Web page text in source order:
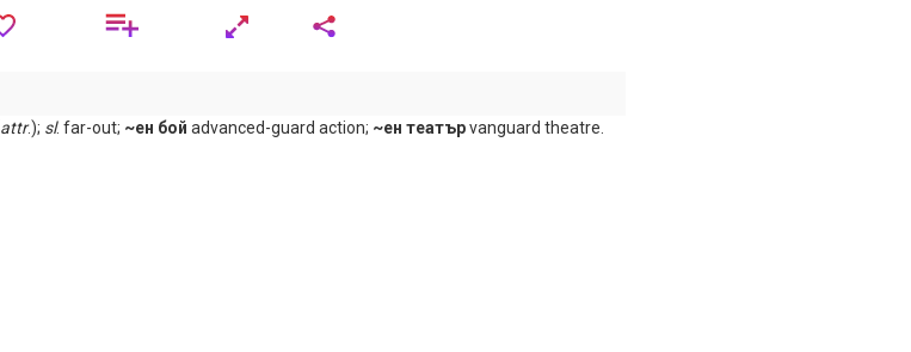
attr.); sl. far-out; ~ен бой advanced-guard action; ~ен театърvanguard theatre.